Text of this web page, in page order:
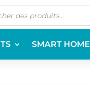
SMART HOME